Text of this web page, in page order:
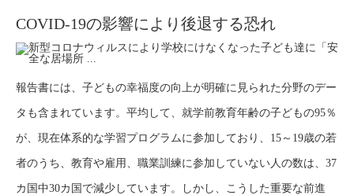
COVID-19の影響により後退する恐れ
報告書には、子どもの幸福度の向上が明確に見られた分野のデー
タも含まれています。平均して、就学前教育年齢の子どもの95％
が、現在体系的な学習プログラムに参加しており、15～19歳の若
者のうち、教育や雇用、職業訓練に参加していない人の数は、37
カ国中30カ国で減少しています。しかし、こうした重要な前進